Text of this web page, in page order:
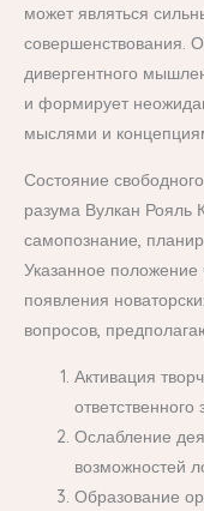
может являться
совершенствования.
дивергентного
и формирует
мыслями и
Состояние
разума Вулкан Рояль
самопознание,
Указанное положение
появления
вопросов,
Активация
Ослабление
возможностей
Образование